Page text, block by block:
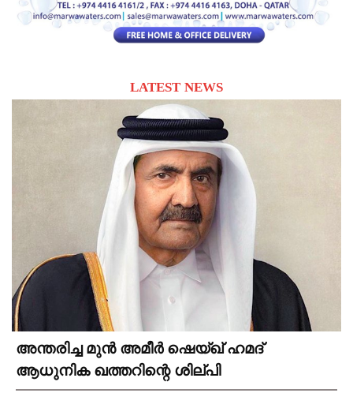
LATEST NEWS
അന്തരിച്ച മുൻ അമീർ ഷെയ്ഖ് ഹമദ്
ആധുനിക ഖത്തറിന്റെ ശില്പി